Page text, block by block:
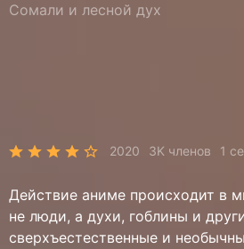
Сомали и лесной дух
2020 3K членов 1
Действие аниме происходит в
не люди, а духи, гоблины и
сверхъестественные и